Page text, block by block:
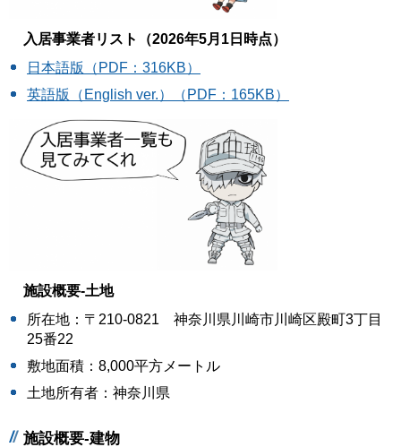
入居事業者リスト（2026年5月1日時点）
日本語版（PDF：316KB）
英語版（English ver.）（PDF：165KB）
施設概要-土地
所在地：〒210-0821 神奈川県川崎市川崎区殿町3丁目
25番22
敷地面積：8,000平方メートル
土地所有者：神奈川県
施設概要-建物